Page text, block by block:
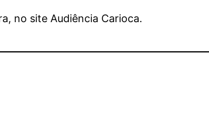
no site Audiência Carioca.